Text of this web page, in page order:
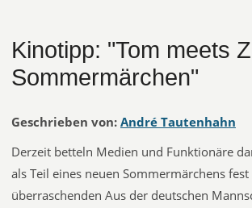
Kinotipp: "Tom meets
Sommermärchen"
Geschrieben von: André Tautenhahn
Derzeit betteln Medien und Funktionäre
als Teil eines neuen Sommermärchens
überraschenden Aus der deutschen